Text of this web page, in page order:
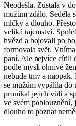
Neodešla. Zůstala v
mužům zdálo. Seděla
mlčky a dlouho.
veliká tajemství.
hvězd a bojovali po
formovala svět.
paní. Ale nejvíce cítili
podle mysli ohnivé
nebude tmy a naopak.
se mužům vypálila do
pronikal jejich vůlí a
ve svém poblouznění,
dlouho to poznat